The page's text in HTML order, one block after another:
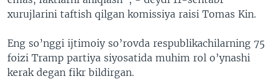
xurujlarini taftish qilgan komissiya raisi Tomas Kin.
Eng so’nggi ijtimoiy so’rovda respublikachilarning 75
foizi Tramp partiya siyosatida muhim rol o’ynashi
kerak degan fikr bildirgan.